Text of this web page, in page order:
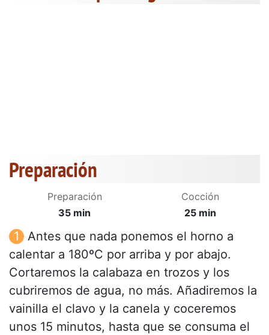
Preparación
Preparación
35 min
Cocción
25 min
Antes que nada ponemos el horno a
calentar a 180ºC por arriba y por abajo.
Cortaremos la calabaza en trozos y los
cubriremos de agua, no más. Añadiremos la
vainilla el clavo y la canela y coceremos
unos 15 minutos, hasta que se consuma el